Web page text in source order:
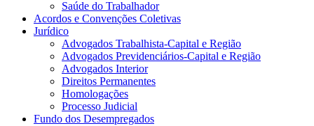
Saúde do Trabalhador
Acordos e Convenções Coletivas
Jurídico
Advogados Trabalhista-Capital e Região
Advogados Previdenciários-Capital e Região
Advogados Interior
Direitos Permanentes
Homologações
Processo Judicial
Fundo dos Desempregados